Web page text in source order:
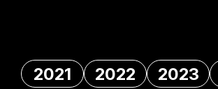
2021 2022 2023